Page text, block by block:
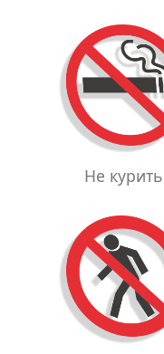
Не курить